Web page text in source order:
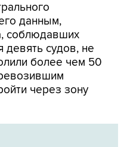
данным,
соблюдавших
девять судов, не
более чем 50
через зону